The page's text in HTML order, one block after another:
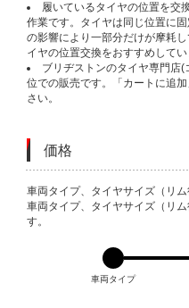
履いているタイヤの位置を交
作業です。タイヤは同じ位置に
の影響により一部分だけが摩耗
イヤの位置交換をおすすめしてい
ブリヂストンのタイヤ専門店
位での販売です。「カートに追
さい。
価格
VARIATIONS
車両タイプ、タイヤサイズ（リム
車両タイプ、タイヤサイズ（リ
す。
車両タイプ